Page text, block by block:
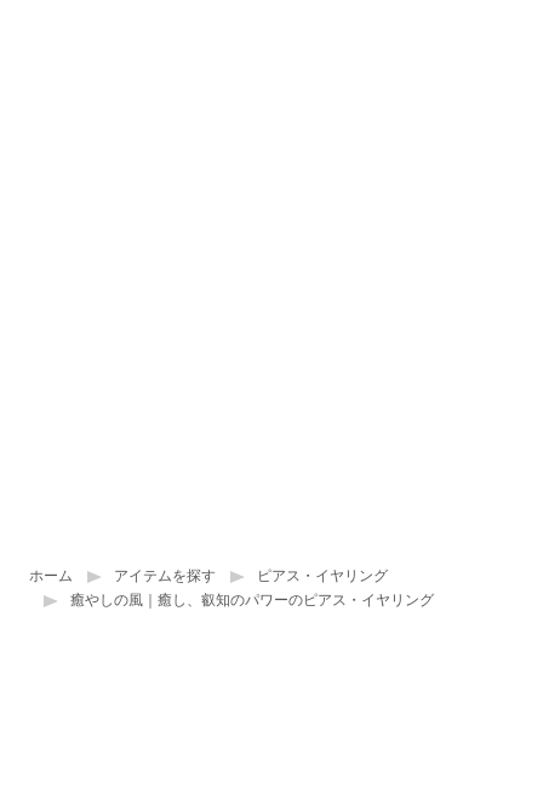
ホーム アイテムを探す
ピアス・イヤリング
癒やしの風｜癒し、叡知のパワーのピアス・イヤリング